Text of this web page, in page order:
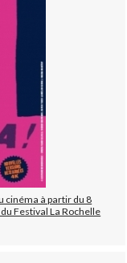
cinéma à partir du 8
Festival La Rochelle